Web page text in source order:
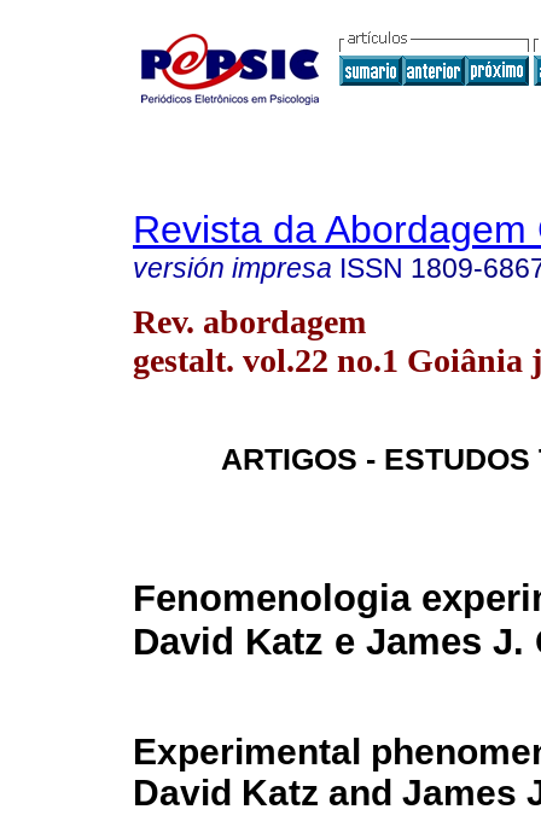
Revista da Abordagem
versión impresa ISSN 1809-
Rev. abordagem
gestalt. vol.22 no.1 Goiânia
ARTIGOS - ESTUDOS
Fenomenologia
David Katz e James J.
Experimental
David Katz and James